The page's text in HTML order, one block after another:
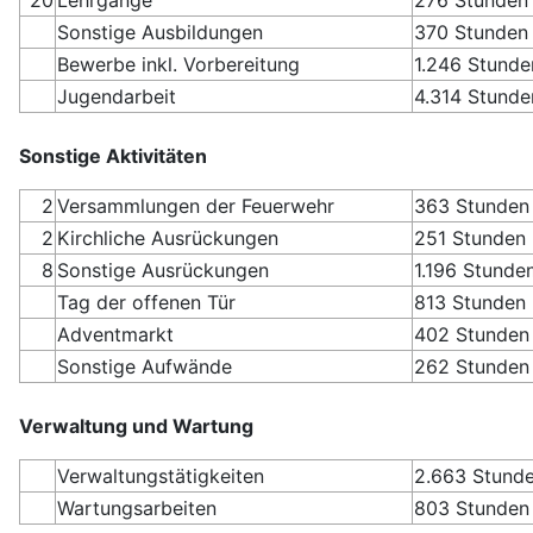
Sonstige Ausbildungen
370 Stunden
Bewerbe inkl. Vorbereitung
1.246
Jugendarbeit
4.314
Sonstige Aktivitäten
2 Versammlungen der Feuerwehr
363 Stunden
2 Kirchliche Ausrückungen
251 Stunden
8 Sonstige Ausrückungen
1.196
Tag der offenen Tür
813 Stunden
Adventmarkt
402 Stunden
Sonstige Aufwände
262 Stunden
Verwaltung und Wartung
Verwaltungstätigkeiten
2.663
Wartungsarbeiten
803 Stunden